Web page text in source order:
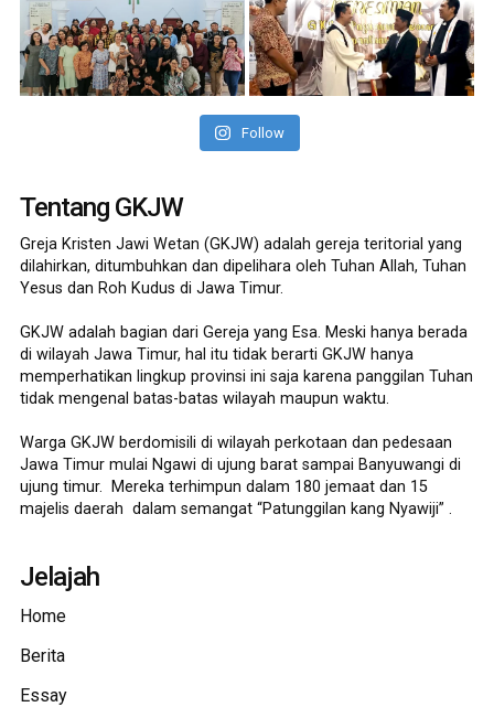
Follow
Tentang GKJW
Greja Kristen Jawi Wetan (GKJW) adalah gereja teritorial yang
dilahirkan, ditumbuhkan dan dipelihara oleh Tuhan Allah, Tuhan
Yesus dan Roh Kudus di Jawa Timur.
GKJW adalah bagian dari Gereja yang Esa. Meski hanya berada
di wilayah Jawa Timur, hal itu tidak berarti GKJW hanya
memperhatikan lingkup provinsi ini saja karena panggilan Tuhan
tidak mengenal batas-batas wilayah maupun waktu.
Warga GKJW berdomisili di wilayah perkotaan dan pedesaan
Jawa Timur mulai Ngawi di ujung barat sampai Banyuwangi di
ujung timur. Mereka terhimpun dalam 180 jemaat dan 15
majelis daerah dalam semangat “Patunggilan kang Nyawiji” .
Jelajah
Home
Berita
Essay